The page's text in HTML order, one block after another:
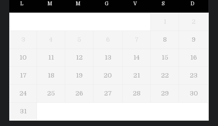
L M M G V S D
1 2
3 4 5 6 7 8 9
10 11 12 13 14 15 16
17 18 19 20 21 22 23
24 25 26 27 28 29 30
31